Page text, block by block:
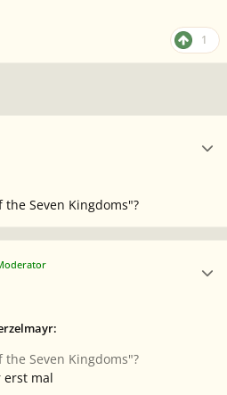
1
Seven Kingdoms"?
Seven Kingdoms"?
erst mal